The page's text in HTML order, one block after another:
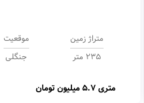
متراژ زمین
235 متر
موقعیت
جنگلی
متری5.7 میلیون تومان